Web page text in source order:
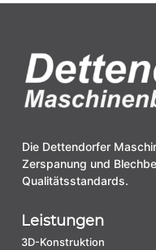
Die Dettendorfer
Zerspanung und
Qualitätsstandards.
Leistungen
3D-Konstruktion